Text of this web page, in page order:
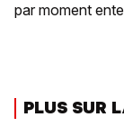
par moment
PLUS SUR